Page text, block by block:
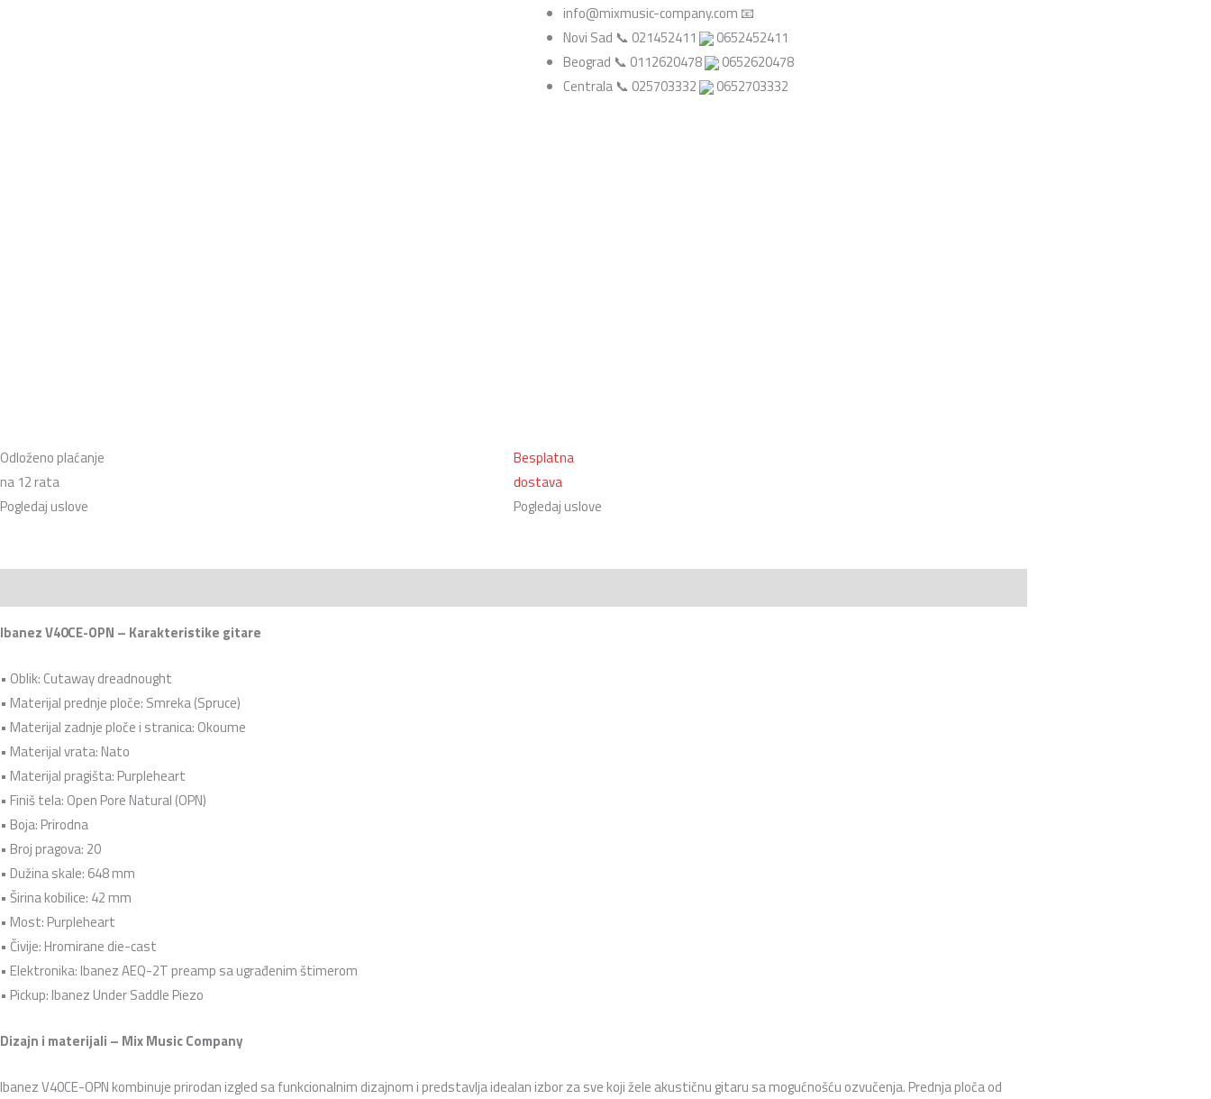
Akustična
gitara
info@mixmusic-company.com 📧
Novi Sad 📞 021452411
0652452411
Beograd 📞 0112620478
0652620478
Centrala 📞 025703332
0652703332
Odloženo plaćanje
na 12 rata
Pogledaj uslove
Besplatna
dostava
Pogledaj uslove
Ibanez V40CE-OPN – Karakteristike gitare
• Oblik: Cutaway dreadnought
• Materijal prednje ploče: Smreka (Spruce)
• Materijal zadnje ploče i stranica: Okoume
• Materijal vrata: Nato
• Materijal pragišta: Purpleheart
• Finiš tela: Open Pore Natural (OPN)
• Boja: Prirodna
• Broj pragova: 20
• Dužina skale: 648 mm
• Širina kobilice: 42 mm
• Most: Purpleheart
• Čivije: Hromirane die-cast
• Elektronika: Ibanez AEQ-2T preamp sa ugrađenim štimerom
• Pickup: Ibanez Under Saddle Piezo
Dizajn i materijali – Mix Music Company
Ibanez V40CE-OPN kombinuje prirodan izgled sa funkcionalnim dizajnom i predstavlja idealan izbor za sve koji žele akustičnu gitaru sa mogućnošću ozvučenja. Prednja ploča od